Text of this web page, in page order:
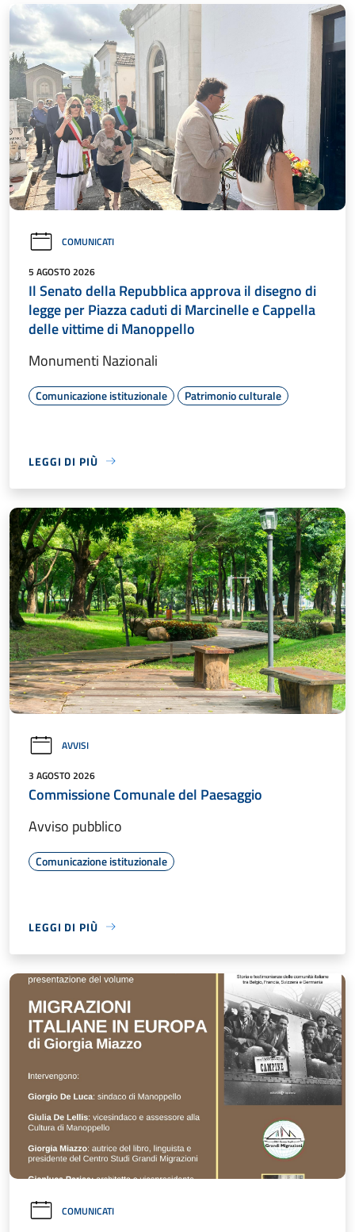
COMUNICATI
5 AGOSTO 2026
Il Senato della Repubblica approva il disegno di
legge per Piazza caduti di Marcinelle e Cappella
delle vittime di Manoppello
Monumenti Nazionali
Comunicazione istituzionale Patrimonio culturale
LEGGI DI PIÙ
AVVISI
3 AGOSTO 2026
Commissione Comunale del Paesaggio
Avviso pubblico
Comunicazione istituzionale
LEGGI DI PIÙ
COMUNICATI